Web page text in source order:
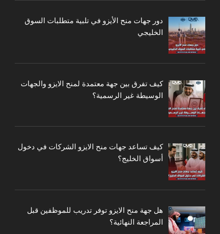
دور جهات منح الأيزو في تلبية متطلبات السوق
الخليجي
كيف تفرق بين جهة معتمدة لمنح الايزو والجهات
الوسيطة غير الرسمية؟
كيف تساعد جهات منح الايزو الشركات في دخول
أسواق الخليج؟
هل جهة منح الايزو توفر تدريب للموظفين قبل
المراجعة النهائية؟